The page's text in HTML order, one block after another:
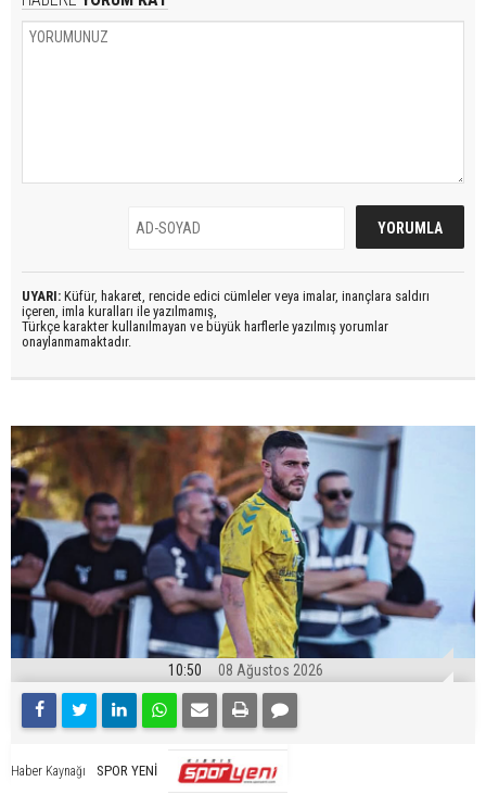
UYARI: Küfür, hakaret, rencide edici cümleler veya imalar, inançlara saldırı
içeren, imla kuralları ile yazılmamış,
Türkçe karakter kullanılmayan ve büyük harflerle yazılmış yorumlar
onaylanmamaktadır.
10:50 08 Ağustos 2026
Haber Kaynağı SPOR YENİ